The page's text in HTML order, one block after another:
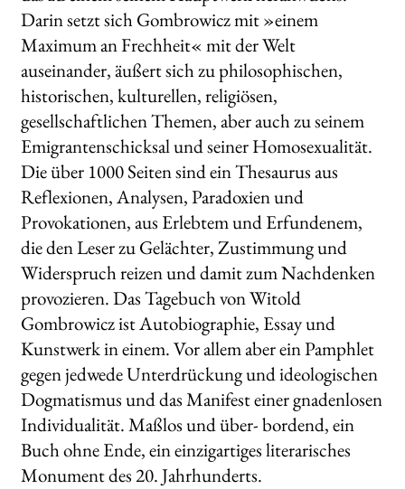
Darin setzt sich Gombrowicz mit »einem
Maximum an Frechheit« mit der Welt
auseinander, äußert sich zu philosophischen,
historischen, kulturellen, religiösen,
gesellschaftlichen Themen, aber auch zu seinem
Emigrantenschicksal und seiner Homosexualität.
Die über 1000 Seiten sind ein Thesaurus aus
Reflexionen, Analysen, Paradoxien und
Provokationen, aus Erlebtem und Erfundenem,
die den Leser zu Gelächter, Zustimmung und
Widerspruch reizen und damit zum Nachdenken
provozieren. Das Tagebuch von Witold
Gombrowicz ist Autobiographie, Essay und
Kunstwerk in einem. Vor allem aber ein Pamphlet
gegen jedwede Unterdrückung und ideologischen
Dogmatismus und das Manifest einer gnadenlosen
Individualität. Maßlos und über- bordend, ein
Buch ohne Ende, ein einzigartiges literarisches
Monument des 20. Jahrhunderts.